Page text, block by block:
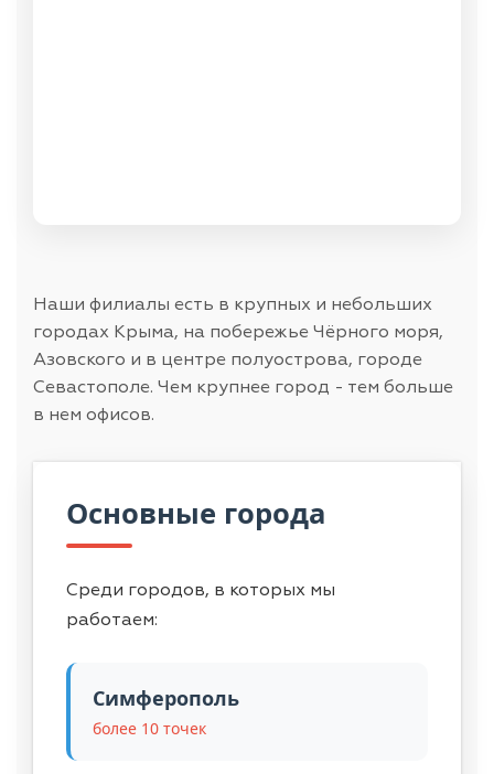
Наши филиалы есть в крупных и небольших
городах Крыма, на побережье Чёрного моря,
Азовского и в центре полуострова, городе
Севастополе. Чем крупнее город - тем больше
в нем офисов.
Основные города
Среди городов, в которых мы
работаем:
Симферополь
более 10 точек